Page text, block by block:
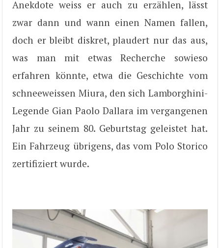
Anekdote weiss er auch zu erzählen, lässt
zwar dann und wann einen Namen fallen,
doch er bleibt diskret, plaudert nur das aus,
was man mit etwas Recherche sowieso
erfahren könnte, etwa die Geschichte vom
schneeweissen Miura, den sich Lamborghini-
Legende Gian Paolo Dallara im vergangenen
Jahr zu seinem 80. Geburtstag geleistet hat.
Ein Fahrzeug übrigens, das vom Polo Storico
zertifiziert wurde.